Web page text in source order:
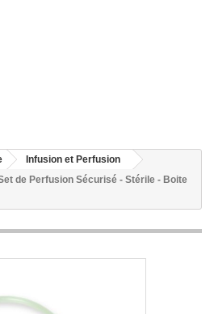
Infusion et Perfusion
de Perfusion Sécurisé - Stérile - Boite